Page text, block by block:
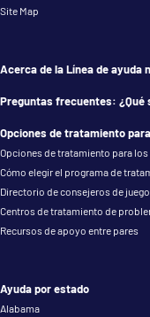
Site Map
Acerca de la Línea de ayuda
Preguntas frecuentes: ¿Qué
Opciones de tratamiento
Opciones de tratamiento para
Cómo elegir el programa de
Directorio de consejeros de juego
Centros de tratamiento de
Recursos de apoyo entre pares
Ayuda por estado
Alabama